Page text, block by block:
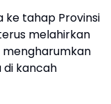
ke tahap Provinsi
melahirkan
di kancah